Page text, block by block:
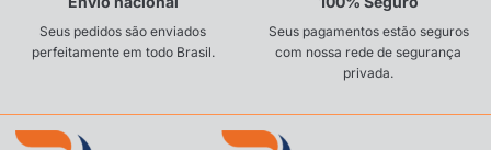
Seus pedidos são enviados
perfeitamente em todo Brasil.
Seus pagamentos estão seguros
com nossa rede de segurança
privada.